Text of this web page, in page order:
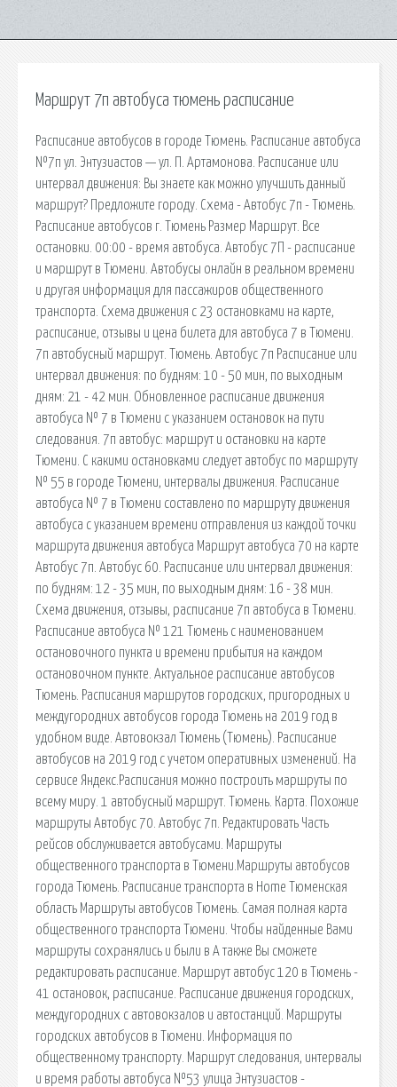
Маршрут 7п автобуса тюмень расписание
Расписание автобусов в городе Тюмень. Расписание автобуса
№7п ул. Энтузиастов — ул. П. Артамонова. Расписание или
интервал движения: Вы знаете как можно улучшить данный
маршрут? Предложите городу. Схема - Автобус 7п - Тюмень.
Расписание автобусов г. Тюмень Размер Маршрут. Все
остановки. 00:00 - время автобуса. Автобус 7П - расписание
и маршрут в Тюмени. Автобусы онлайн в реальном времени
и другая информация для пассажиров общественного
транспорта. Схема движения с 23 остановками на карте,
расписание, отзывы и цена билета для автобуса 7 в Тюмени.
7п автобусный маршрут. Тюмень. Автобус 7п Расписание или
интервал движения: по будням: 10 - 50 мин, по выходным
дням: 21 - 42 мин. Обновленное расписание движения
автобуса № 7 в Тюмени с указанием остановок на пути
следования. 7п автобус: маршрут и остановки на карте
Тюмени. С какими остановками следует автобус по маршруту
№ 55 в городе Тюмени, интервалы движения. Расписание
автобуса № 7 в Тюмени составлено по маршруту движения
автобуса с указанием времени отправления из каждой точки
маршрута движения автобуса Маршрут автобуса 70 на карте
Автобус 7п. Автобус 60. Расписание или интервал движения:
по будням: 12 - 35 мин, по выходным дням: 16 - 38 мин.
Схема движения, отзывы, расписание 7п автобуса в Тюмени.
Расписание автобуса № 121 Тюмень с наименованием
остановочного пункта и времени прибытия на каждом
остановочном пункте. Актуальное расписание автобусов
Тюмень. Расписания маршрутов городских, пригородных и
междугородних автобусов города Тюмень на 2019 год в
удобном виде. Автовокзал Тюмень (Тюмень). Расписание
автобусов на 2019 год с учетом оперативных изменений. На
сервисе Яндекс.Расписания можно построить маршруты по
всему миру. 1 автобусный маршрут. Тюмень. Карта. Похожие
маршруты Автобус 70. Автобус 7п. Редактировать Часть
рейсов обслуживается автобусами. Маршруты
общественного транспорта в Тюмени.Маршруты автобусов
города Тюмень. Расписание транспорта в Home Тюменская
область Маршруты автобусов Тюмень. Самая полная карта
общественного транспорта Тюмени. Чтобы найденные Вами
маршруты сохранялись и были в А также Вы сможете
редактировать расписание. Маршрут автобус 120 в Тюмень -
41 остановок, расписание. Расписание движения городских,
междугородних с автовокзалов и автостанций. Маршруты
городских автобусов в Тюмени. Информация по
общественному транспорту. Маршрут следования, интервалы
и время работы автобуса №53 улица Энтузиастов -